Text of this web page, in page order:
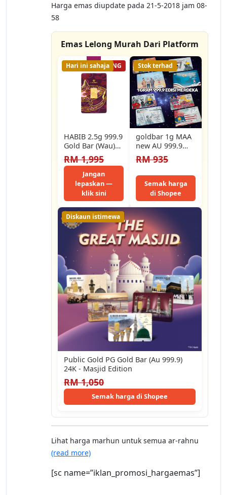
Harga emas diupdate pada 21-5-2018 jam 08-
58
Emas Lelong Murah Dari Platform
12% LELONG
Hari ini sahaja
HABIB 2.5g 999.9
Gold Bar (Wau)
Manufactured By
LBMA Goods
Delivery Refiner
RM 1,995
Jangan
lepaskan —
klik sini
Stok terhad
goldbar 1g MAA
new AU 999.9
(edisi merdeka)
RM 935
Semak harga
di Shopee
Diskaun istimewa
Public Gold PG Gold Bar (Au 999.9)
24K - Masjid Edition
RM 1,050
Semak harga di Shopee
Lihat harga marhun untuk semua ar-rahnu
(read more)
[sc name=”iklan_promosi_hargaemas”]